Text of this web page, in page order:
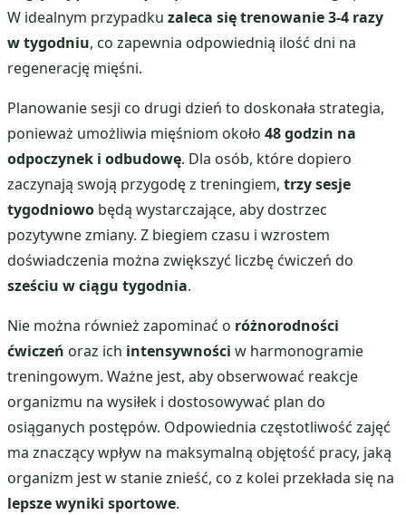
W idealnym przypadku zaleca się trenowanie 3-4 razy
w tygodniu, co zapewnia odpowiednią ilość dni na
regenerację mięśni.
Planowanie sesji co drugi dzień to doskonała strategia,
ponieważ umożliwia mięśniom około 48 godzin na
odpoczynek i odbudowę. Dla osób, które dopiero
zaczynają swoją przygodę z treningiem, trzy sesje
tygodniowo będą wystarczające, aby dostrzec
pozytywne zmiany. Z biegiem czasu i wzrostem
doświadczenia można zwiększyć liczbę ćwiczeń do
sześciu w ciągu tygodnia.
Nie można również zapominać o różnorodności
ćwiczeń oraz ich intensywności w harmonogramie
treningowym. Ważne jest, aby obserwować reakcje
organizmu na wysiłek i dostosowywać plan do
osiąganych postępów. Odpowiednia częstotliwość zajęć
ma znaczący wpływ na maksymalną objętość pracy, jaką
organizm jest w stanie znieść, co z kolei przekłada się na
lepsze wyniki sportowe.